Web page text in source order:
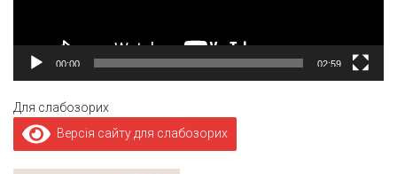
00:00 02:59
Для слабозорих
Версія сайту для слабозорих